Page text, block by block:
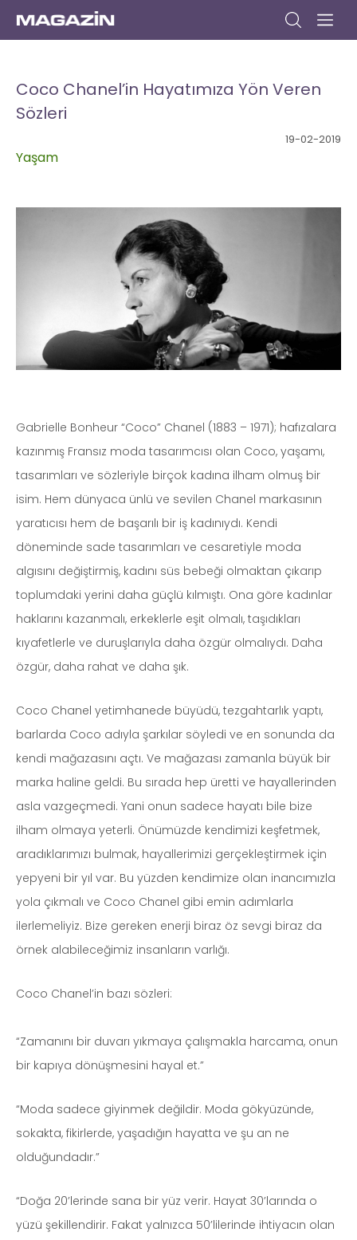
Coco Chanel’in Hayatımıza Yön Veren
Sözleri
19-02-2019
Yaşam
Gabrielle Bonheur “Coco” Chanel (1883 – 1971); hafızalara
kazınmış Fransız moda tasarımcısı olan Coco, yaşamı,
tasarımları ve sözleriyle birçok kadına ilham olmuş bir
isim. Hem dünyaca ünlü ve sevilen Chanel markasının
yaratıcısı hem de başarılı bir iş kadınıydı. Kendi
döneminde sade tasarımları ve cesaretiyle moda
algısını değiştirmiş, kadını süs bebeği olmaktan çıkarıp
toplumdaki yerini daha güçlü kılmıştı. Ona göre kadınlar
haklarını kazanmalı, erkeklerle eşit olmalı, taşıdıkları
kıyafetlerle ve duruşlarıyla daha özgür olmalıydı. Daha
özgür, daha rahat ve daha şık.
Coco Chanel yetimhanede büyüdü, tezgahtarlık yaptı,
barlarda Coco adıyla şarkılar söyledi ve en sonunda da
kendi mağazasını açtı. Ve mağazası zamanla büyük bir
marka haline geldi. Bu sırada hep üretti ve hayallerinden
asla vazgeçmedi. Yani onun sadece hayatı bile bize
ilham olmaya yeterli. Önümüzde kendimizi keşfetmek,
aradıklarımızı bulmak, hayallerimizi gerçekleştirmek için
yepyeni bir yıl var. Bu yüzden kendimize olan inancımızla
yola çıkmalı ve Coco Chanel gibi emin adımlarla
ilerlemeliyiz. Bize gereken enerji biraz öz sevgi biraz da
örnek alabileceğimiz insanların varlığı.
Coco Chanel’in bazı sözleri:
“Zamanını bir duvarı yıkmaya çalışmakla harcama, onun
bir kapıya dönüşmesini hayal et.”
“Moda sadece giyinmek değildir. Moda gökyüzünde,
sokakta, fikirlerde, yaşadığın hayatta ve şu an ne
olduğundadır.”
“Doğa 20’lerinde sana bir yüz verir. Hayat 30’larında o
yüzü şekillendirir. Fakat yalnızca 50’lilerinde ihtiyacın olan